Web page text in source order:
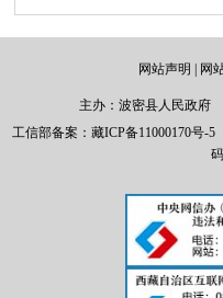
网站声明 网
主办：波密县人民政府
工信部备案： 藏ICP备11000170号-5